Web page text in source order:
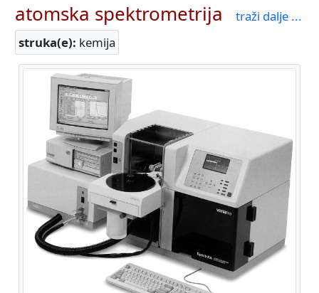
atomska spektrometrija
traži dalje ...
struka(e): kemija